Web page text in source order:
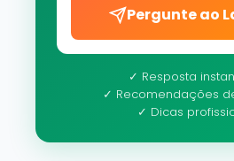
Pergunte ao
✓ Resposta
✓ Recomendações
✓ Dicas